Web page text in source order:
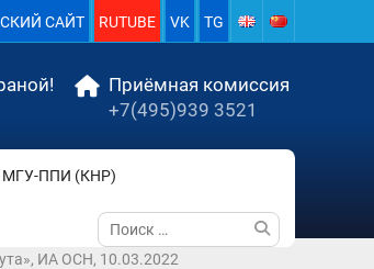
САЙТ RUTUBE VK TG
Приёмная комиссия
+7(495)939 3521
МГУ-ППИ (КНР)
Поиск
по:
ИА ОСН, 10.03.2022